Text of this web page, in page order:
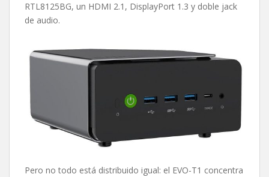
RTL8125BG, un HDMI 2.1, DisplayPort 1.3 y doble jack
de audio.
Pero no todo está distribuido igual: el EVO-T1 concentra